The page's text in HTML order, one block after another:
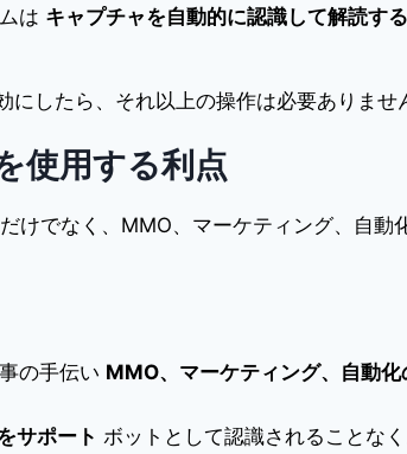
は キャプチャを自動的に認識して解読する
したら、それ以上の操作は必要ありませ
使用する利点
だけでなく、MMO、マーケティング、自動
の手伝い MMO、マーケティング、自動化
サポート ボットとして認識されることなく